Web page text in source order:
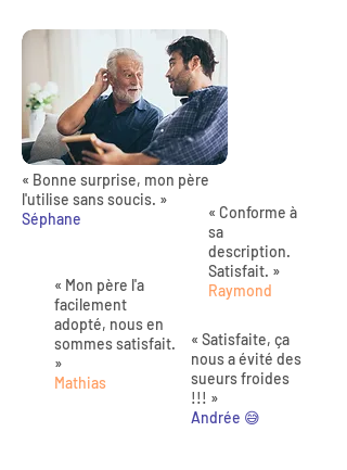
« Bonne surprise, mon père
l'utilise sans soucis. »
Séphane
« Mon père l'a
facilement
adopté, nous en
sommes satisfait.
»
Mathias
« Conforme à
sa
description.
Satisfait. »
Raymond
« Satisfaite, ça
nous a évité des
sueurs froides
!!! »
Andrée 😅